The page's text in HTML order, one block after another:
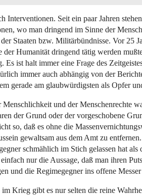
Interventionen. Seit ein paar Jahren
wo man dringend im Sinne der
Staaten bzw. Militärbündnisse. Vor 25
Humanität dringend tätig werden
Es ist halt immer eine Frage des
immer auch abhängig von der
gerade am glaubwürdigsten als Opfer
und der Menschenrechte
der Grund oder der vorgeschobene
so, daß es ohne die
gewaltsam aus dem Amt zu
schmählich im Stich gelassen hat
nur die Aussage, daß man ihren
und die Regimegegner ins offene
Krieg gibt es nur selten die reine